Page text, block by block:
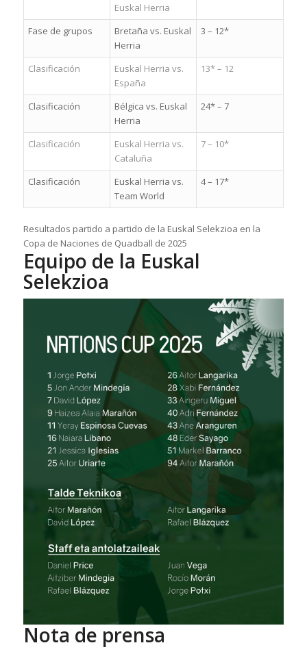
Euskal Herria
Fase de grupos
Bretaña vs. Euskal
Herria
3 – 12*
Clasificación
Euskal Herria vs.
España
13* – 12
Clasificación
Bélgica vs. Euskal
Herria
24* – 7
Clasificación
Euskal Herria vs.
Cataluña
7 – 10*
Clasificación
Euskal Herria vs.
Team World
4 – 17*
Resultados partido a partido de la Euskal Selekzioa en la
Copa de Naciones de Quadball de 2025
Equipo de la Euskal
Selekzioa
Nota de prensa